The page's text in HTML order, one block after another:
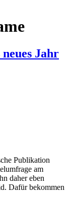
Jahr
Publikation
am
daher eben
Dafür bekommen